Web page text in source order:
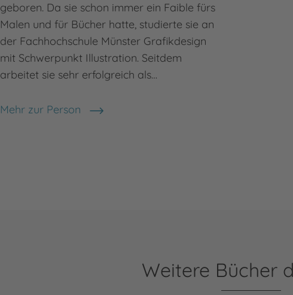
geboren. Da sie schon immer ein Faible fürs
Malen und für Bücher hatte, studierte sie an
der Fachhochschule Münster Grafikdesign
mit Schwerpunkt Illustration. Seitdem
arbeitet sie sehr erfolgreich als…
Mehr zur Person
Annet Rudolph
Weitere Bücher